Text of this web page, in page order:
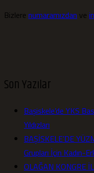
Bizlere numaramızdan ve
Son Yazılar
Başiskele’de YKS
Yıldızları
BAŞİSKELE’DE
Grupları İçin Kadın-
OLAĞAN KONGRE